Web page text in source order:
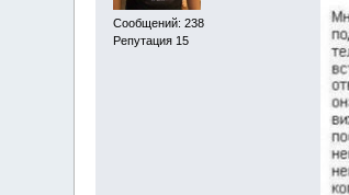
Сообщений: 238
Репутация 15